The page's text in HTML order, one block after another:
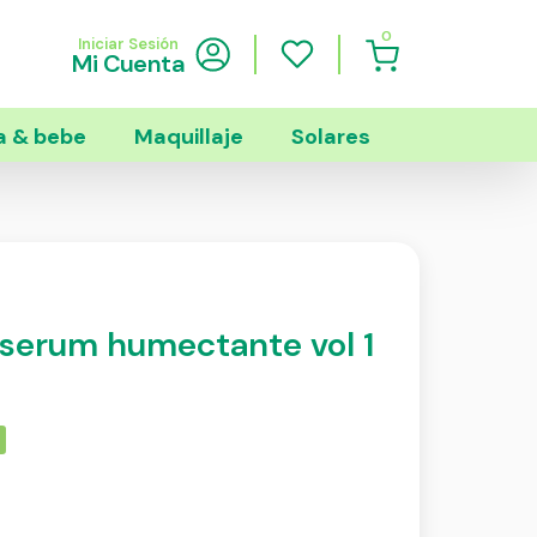
Iniciar Sesión
Mi Cuenta
0
& bebe Maquillaje Solares
humectante vol 1